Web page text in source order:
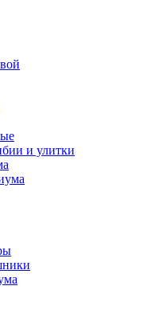
и улитки